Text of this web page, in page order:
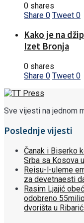
0 shares
Share 0 Tweet 0
Kako je na
Izet Bronja
0 shares
Share 0 Tweet 0
Sve vijesti na jednom
Poslednje vijesti
Čanak i Biserko
Srba sa Kosova
Reisu-l-uleme
za devetnaesti
Rasim Ljajić
odobreno
dvorišta u